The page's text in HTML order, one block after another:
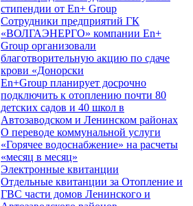
стипендии от En+ Group
Сотрудники предприятий ГК
«ВОЛГАЭНЕРГО» компании En+
Group организовали
благотворительную акцию по сдаче
крови «Донорски
En+Group планирует досрочно
подключить к отоплению почти 80
детских садов и 40 школ в
Автозаводском и Ленинском районах
О переводе коммунальной услуги
«Горячее водоснабжение» на расчеты
«месяц в месяц»
Электронные квитанции
Отдельные квитанции за Отопление и
ГВС части домов Ленинского и